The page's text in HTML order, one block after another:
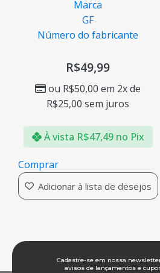
2x de
no Pix
de desejos
Número do
ouR$50,00
R$ 25,00
À vistaR$47,49
Adicionar à lista
Cadastre-se em nossa
avisos de lançamentos e